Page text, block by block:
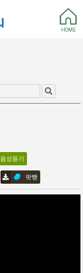
HOME
음성듣기
팟빵